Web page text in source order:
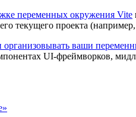
переменных окружения Vite
текущего проекта (например,
организовывать ваши
UI-фреймворков,